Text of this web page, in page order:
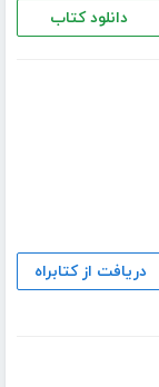
دانلود کتاب
دریافت از کتابراه